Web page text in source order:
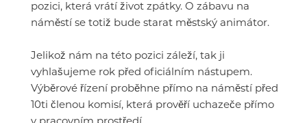
pozici, která vrátí život zpátky. O zábavu na
náměstí se totiž bude starat městský animátor.
Jelikož nám na této pozici záleží, tak ji
vyhlašujeme rok před oficiálním nástupem.
Výběrové řízení proběhne přímo na náměstí před
10ti členou komisí, která prověří uchazeče přímo